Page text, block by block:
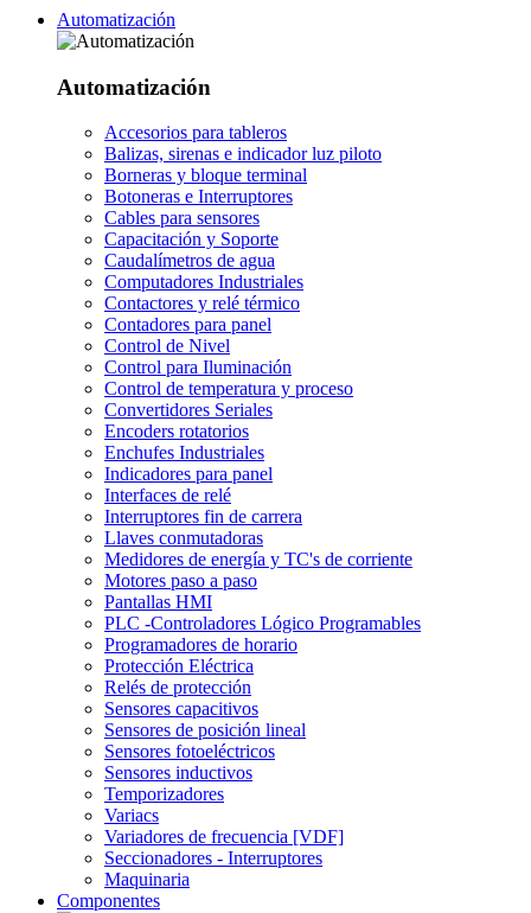
Automatización
Automatización
Accesorios para tableros
Balizas, sirenas e indicador luz piloto
Borneras y bloque terminal
Botoneras e Interruptores
Cables para sensores
Capacitación y Soporte
Caudalímetros de agua
Computadores Industriales
Contactores y relé térmico
Contadores para panel
Control de Nivel
Control para Iluminación
Control de temperatura y proceso
Convertidores Seriales
Encoders rotatorios
Enchufes Industriales
Indicadores para panel
Interfaces de relé
Interruptores fin de carrera
Llaves conmutadoras
Medidores de energía y TC's de corriente
Motores paso a paso
Pantallas HMI
PLC -Controladores Lógico Programables
Programadores de horario
Protección Eléctrica
Relés de protección
Sensores capacitivos
Sensores de posición lineal
Sensores fotoeléctricos
Sensores inductivos
Temporizadores
Variacs
Variadores de frecuencia [VDF]
Seccionadores - Interruptores
Maquinaria
Componentes